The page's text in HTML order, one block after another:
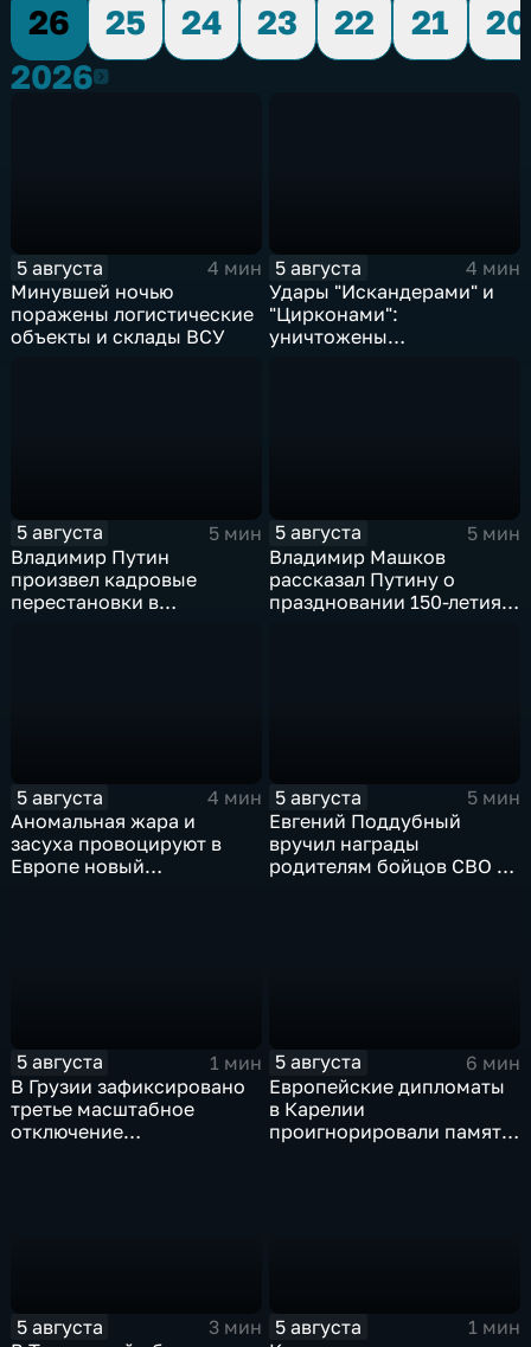
26
25 24 23 22 21
20
20262026
5 августа
4 мин
Минувшей ночью
поражены логистические
объекты и склады ВСУ
5 августа
4 мин
Удары "Искандерами" и
"Цирконами":
уничтожены
5 августа
5 мин
Владимир Путин
произвел кадровые
перестановки в
5 августа
5 мин
Владимир Машков
рассказал Путину о
праздновании 150-летия
5 августа
4 мин
Аномальная жара и
засуха провоцируют в
Европе новый
5 августа
5 мин
Евгений Поддубный
вручил награды
родителям бойцов СВО в
5 августа
1 мин
В Грузии зафиксировано
третье масштабное
отключение
5 августа
6 мин
Европейские дипломаты
в Карелии
проигнорировали память
5 августа
3 мин
5 августа
1 мин